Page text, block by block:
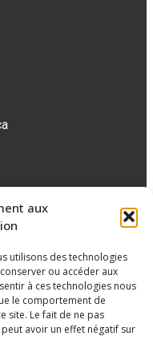
aux
utilisons des technologies
ou accéder aux
à ces technologies nous
le comportement de
site. Le fait de ne pas
avoir un effet négatif sur